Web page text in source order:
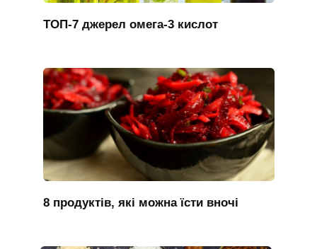
ТОП-7 джерел омега-3 кислот
8 продуктів, які можна їсти вночі